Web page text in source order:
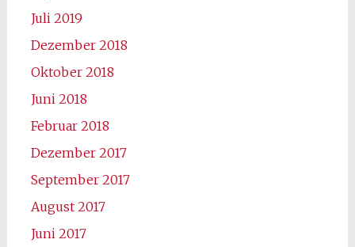
Juli 2019
Dezember 2018
Oktober 2018
Juni 2018
Februar 2018
Dezember 2017
September 2017
August 2017
Juni 2017